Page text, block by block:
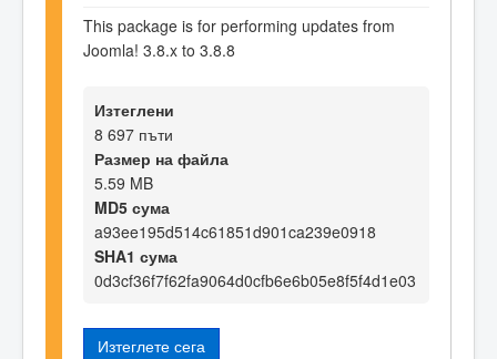
This package is for performing updates from
Joomla! 3.8.x to 3.8.8
Изтеглени
8 697 пъти
Размер на файла
5.59 MB
MD5 сума
a93ee195d514c61851d901ca239e0918
SHA1 сума
0d3cf36f7f62fa9064d0cfb6e6b05e8f5f4d1e03
Изтеглете сега